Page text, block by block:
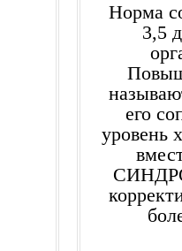
Норма
3,5
его
уровень